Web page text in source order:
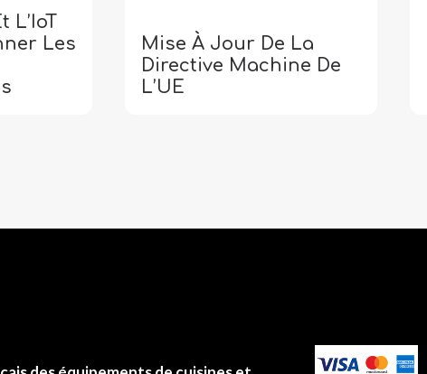
L’IoT
Les
Mise À Jour De La
Directive Machine De
L’UE